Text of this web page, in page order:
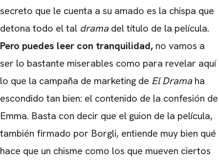
secreto que le cuenta a su amado es la chispa que
detona todo el tal dramadel título de la película.
Pero puedes leer con tranquilidad, no vamos a
ser lo bastante miserables como para revelar aquí
lo que la campaña de marketing de El Dramaha
escondido tan bien: el contenido de la confesión de
Emma. Basta con decir que el guion de la película,
también firmado por Borgli, entiende muy bien qué
hace que un chisme como los que mueven ciertos